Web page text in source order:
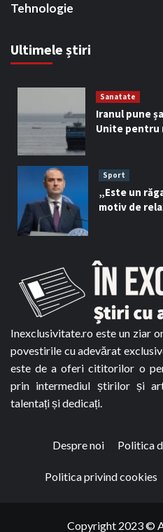
Tehnologie
Ultimele știri
Sanatate
Iranul pune
Unite pentru
Sport
„Este un
motiv de
Inexclusivitate.ro este un ziar
povestirile cu adevărat
este de a oferi cititorilor o
prin intermediul știrilor și
talentați și dedicați.
Despre noi Politica
Politica privind cookies
Copyright 2023 ©